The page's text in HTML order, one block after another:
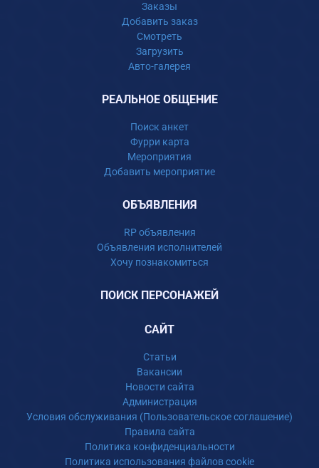
Заказы
Добавить заказ
Смотреть
Загрузить
Авто-галерея
РЕАЛЬНОЕ ОБЩЕНИЕ
Поиск анкет
Фурри карта
Мероприятия
Добавить мероприятие
ОБЪЯВЛЕНИЯ
RP объявления
Объявления исполнителей
Хочу познакомиться
ПОИСК ПЕРСОНАЖЕЙ
САЙТ
Статьи
Вакансии
Новости сайта
Администрация
Условия обслуживания (Пользовательское соглашение)
Правила сайта
Политика конфиденциальности
Политика использования файлов cookie